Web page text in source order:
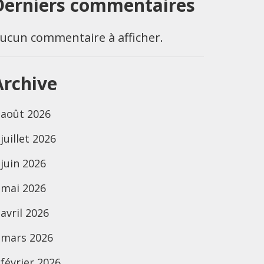
commentaires
commentaire à afficher.
août 2026
juillet 2026
juin 2026
mai 2026
avril 2026
mars 2026